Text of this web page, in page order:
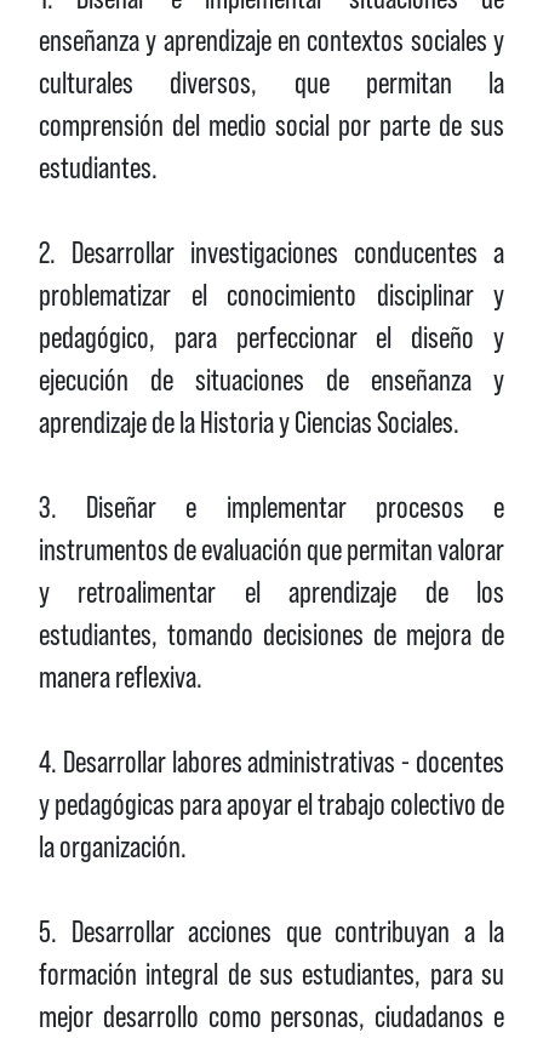
enseñanza y aprendizaje en contextos sociales y
culturales diversos, que permitan la
comprensión del medio social por parte de sus
estudiantes.
2. Desarrollar investigaciones conducentes a
problematizar el conocimiento disciplinar y
pedagógico, para perfeccionar el diseño y
ejecución de situaciones de enseñanza y
aprendizaje de la Historia y Ciencias Sociales.
3. Diseñar e implementar procesos e
instrumentos de evaluación que permitan valorar
y retroalimentar el aprendizaje de los
estudiantes, tomando decisiones de mejora de
manera reflexiva.
4. Desarrollar labores administrativas - docentes
y pedagógicas para apoyar el trabajo colectivo de
la organización.
5. Desarrollar acciones que contribuyan a la
formación integral de sus estudiantes, para su
mejor desarrollo como personas, ciudadanos e